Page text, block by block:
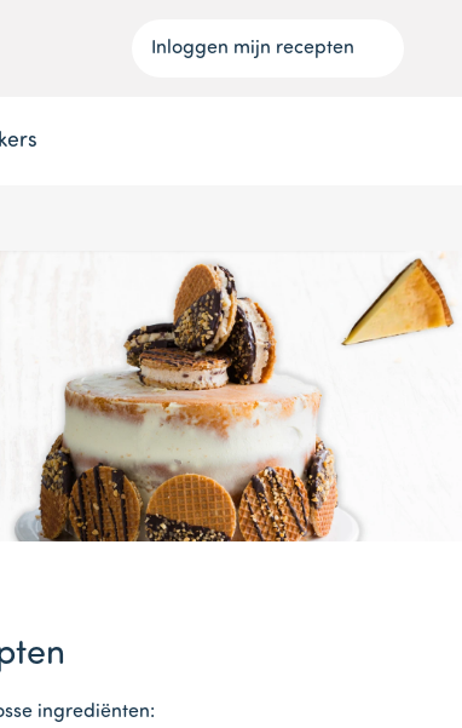
Inloggen mijn recepten
ingrediënten: